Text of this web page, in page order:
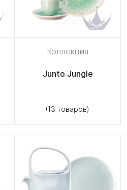
Коллекция
Junto Jungle
(13 товаров)